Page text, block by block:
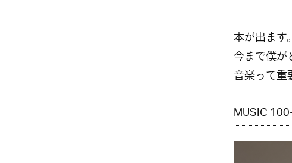
本が出ます。
今まで僕が
音楽って重
MUSIC